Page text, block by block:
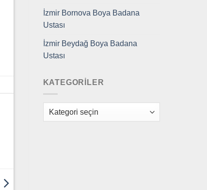
İzmir Bornova Boya Badana
Ustası
İzmir Beydağ Boya Badana
Ustası
KATEGORILER
Kategoriler